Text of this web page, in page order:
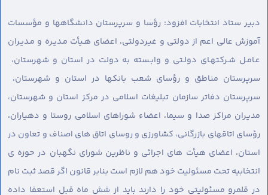
دبیر ستاد انتخابات افزود: رؤسا و سرپرستان دانشگاهها و مؤسسات
آموزش عالی اعم از دولتی و غیردولتی، اعضای هـیأت مـدیـره و مـدیـران
عـامـل شـرکتهـای دولـتی و وابـسته به دولت در استان و شهرستان،
سرپرستان مناطق و رؤسای شعب بانکها در استان و شهرستان،
سرپرستان دفاتر سازمان تبلیغات اسلامی در مرکز استان و شهرستان،
مدیران مراکز صدا و سیما، اعضاء شوراهای اسلامی روستا و دهیاران،
رؤسای اتاقهای بازرگانی، کشاورزی و روسای اتاق های اصناف و تعاون در
استان، اعضای هیأت های اجرائی و ناظرین شورای نگهبان در حوزه ی
انتخابیه تحت مسئولیت خود هم لازم است بنابر قانون اگر قصد ثبت نام
در قلمرو مسئولیتی خود را دارند باید از شش ماه قبل استعفا داده